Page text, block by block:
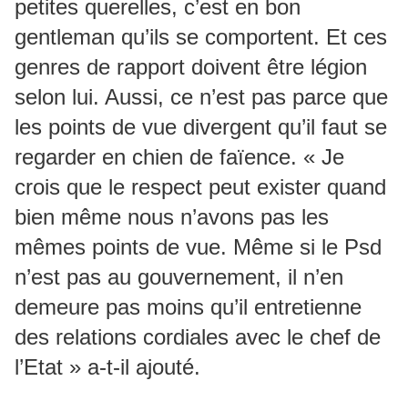
petites querelles, c’est en bon
gentleman qu’ils se comportent. Et ces
genres de rapport doivent être légion
selon lui. Aussi, ce n’est pas parce que
les points de vue divergent qu’il faut se
regarder en chien de faïence. « Je
crois que le respect peut exister quand
bien même nous n’avons pas les
mêmes points de vue. Même si le Psd
n’est pas au gouvernement, il n’en
demeure pas moins qu’il entretienne
des relations cordiales avec le chef de
l’Etat » a-t-il ajouté.